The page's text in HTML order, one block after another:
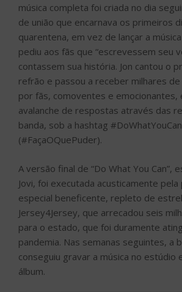
música completa foi criada no dia
de união que encarnava os primeiros
quarentena, em vez de lançar a
pediu aos fãs que “escrevessem seu
contassem sua história. Jon cantou o
refrão e passou a receber milhares
por fãs, comoventes e emocionantes,
avalanche de respostas através das
banda, sob a hashtag #DoWhatYouCan
(#FaçaOQuePuder).
A versão final de “Do What You Can”,
Jovi, foi executada acusticamente
especial beneficente, repleto de
Jersey4Jersey, que arrecadou seis
para o estado, que foi duramente
pandemia. Nas semanas seguintes, a
conseguiu gravar a música no estúdio
álbum.